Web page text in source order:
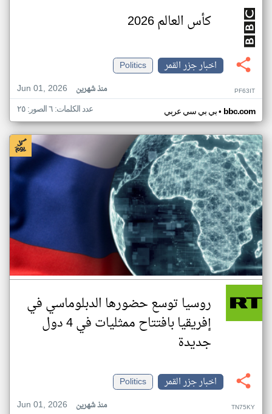
كأس العالم 2026
اخبار جزر القمر
Politics
Jun 01, 2026
منذ شهرين PF63IT
بي بي سي عربي• bbc.com عدد الكلمات: ٦ الصور: ٢٥
روسيا توسع حضورها الدبلوماسي في
إفريقيا بافتتاح ممثليات في 4 دول
جديدة
اخبار جزر القمر
Politics
Jun 01, 2026
منذ شهرين TN75KY